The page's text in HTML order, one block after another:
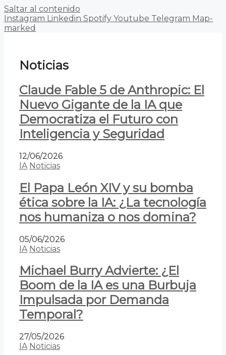
Saltar al contenido
Instagram Linkedin Spotify Youtube Telegram Map-
marked
Noticias
Claude Fable 5 de Anthropic: El
Nuevo Gigante de la IA que
Democratiza el Futuro con
Inteligencia y Seguridad
12/06/2026
IA Noticias
El Papa León XIV y su bomba
ética sobre la IA: ¿La tecnología
nos humaniza o nos domina?
05/06/2026
IA Noticias
Michael Burry Advierte: ¿El
Boom de la IA es una Burbuja
Impulsada por Demanda
Temporal?
27/05/2026
IA Noticias